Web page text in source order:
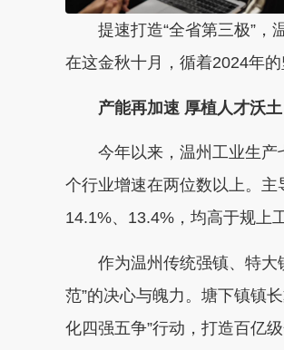
提速打造“全省第三极”，
在这金秋十月，循着2024年
产能再加速 厚植人才沃土
今年以来，温州工业生产
个行业增速在两位数以上。
14.1%、13.4%，均高于规上
作为温州传统强镇、特大镇
范”的决心与魄力。塘下镇镇
化四强五争”行动，打造百亿